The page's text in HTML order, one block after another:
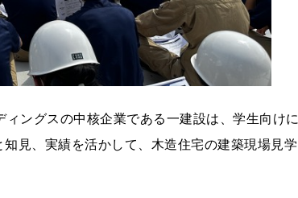
ングスの中核企業である一建設は、学生向けに
見、実績を活かして、木造住宅の建築現場見学